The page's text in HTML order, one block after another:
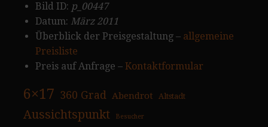
Bild ID: p_00447
Datum: März 2011
Überblick der Preisgestaltung – allgemeine
Preisliste
Preis auf Anfrage – Kontaktformular
6×17 360 Grad Abendrot Altstadt
Aussichtspunkt Besucher